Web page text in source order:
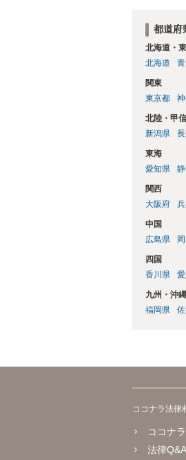
都道府
北海道・
北海道
関東
東京都
北陸・甲
新潟県
東海
愛知県
関西
大阪府
中国
広島県
四国
香川県
九州・沖縄
福岡県
ココナラ法律
ココナ
法律Q&A